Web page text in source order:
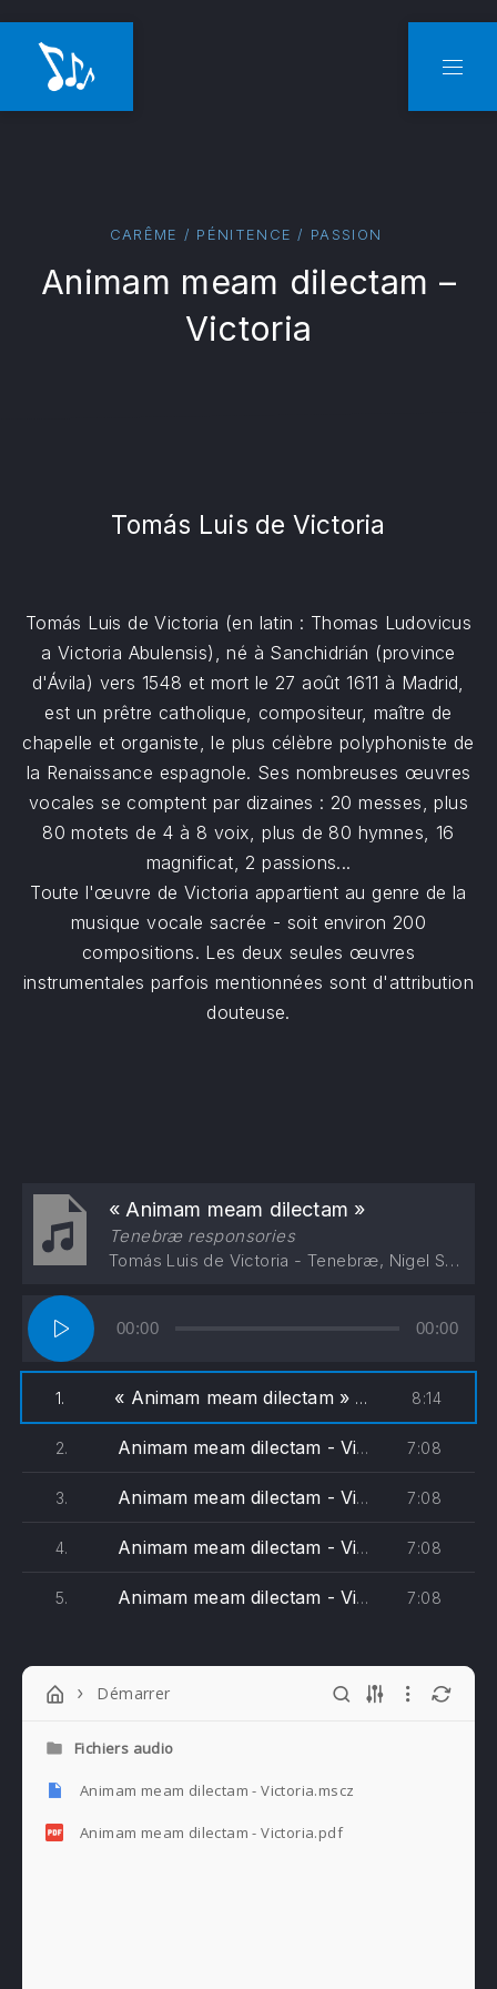
CARÊME / PÉNITENCE / PASSION
Animam meam dilectam –
Victoria
Tomás Luis de Victoria
Tomás Luis de Victoria (en latin : Thomas Ludovicus
a Victoria Abulensis), né à Sanchidrián (province
d'Ávila) vers 1548 et mort le 27 août 1611 à Madrid,
est un prêtre catholique, compositeur, maître de
chapelle et organiste, le plus célèbre polyphoniste de
la Renaissance espagnole. Ses nombreuses œuvres
vocales se comptent par dizaines : 20 messes, plus
80 motets de 4 à 8 voix, plus de 80 hymnes, 16
magnificat, 2 passions...
Toute l'œuvre de Victoria appartient au genre de la
musique vocale sacrée - soit environ 200
compositions. Les deux seules œuvres
instrumentales parfois mentionnées sont d'attribution
douteuse.
« Animam meam dilectam »
Tenebræ responsories
Tomás Luis de Victoria - Tenebræ, Nigel Short
Lecteur
audio
00:00 00:00
1. « Animam meam dilectam » — Tomás Luis de
8:14
2. Animam meam dilectam - Victoria (cantus) 7:08
3. Animam meam dilectam - Victoria (altus) 7:08
4. Animam meam dilectam - Victoria (tenor) 7:08
5. Animam meam dilectam - Victoria (bassus) 7:08
Démarrer
Fichiers audio
Animam meam dilectam - Victoria.mscz
Animam meam dilectam - Victoria.pdf